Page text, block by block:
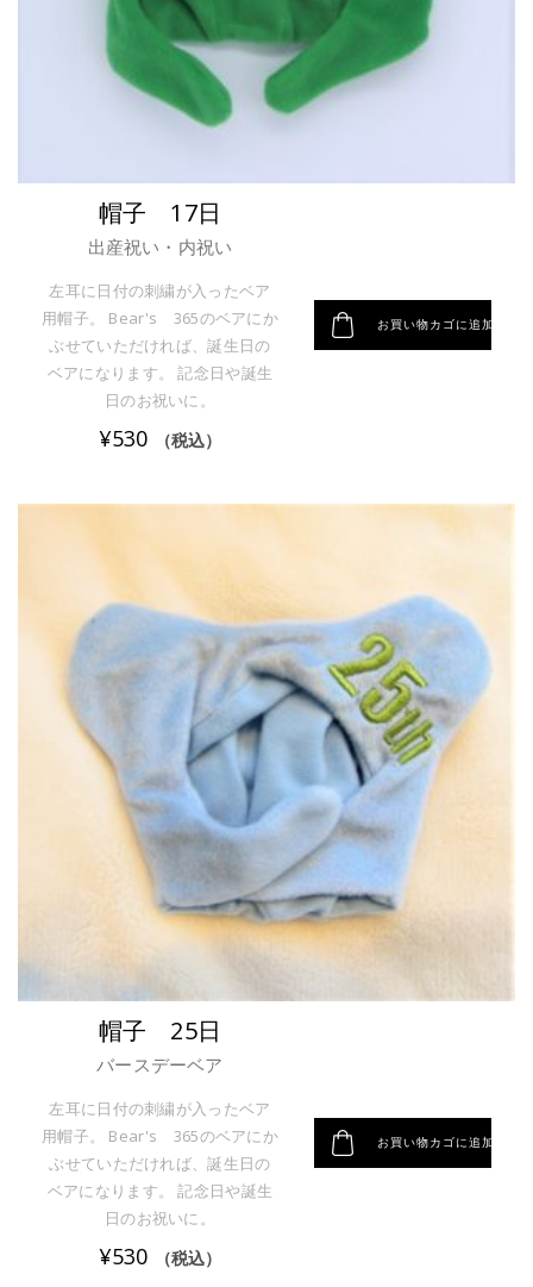
帽子 17日
出産祝い・内祝い
左耳に日付の刺繍が入ったベア
用帽子。 Bear's 365のベアにか
ぶせていただければ、誕生日の
ベアになります。 記念日や誕生
日のお祝いに。
¥530 （税込）
お買い物カゴに追加
帽子 25日
バースデーベア
左耳に日付の刺繍が入ったベア
用帽子。 Bear's 365のベアにか
ぶせていただければ、誕生日の
ベアになります。 記念日や誕生
日のお祝いに。
¥530 （税込）
お買い物カゴに追加